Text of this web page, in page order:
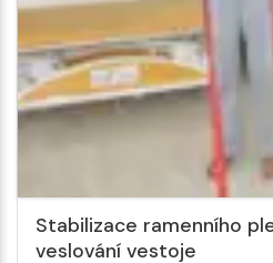
Stabilizace ramenního
veslování vestoje